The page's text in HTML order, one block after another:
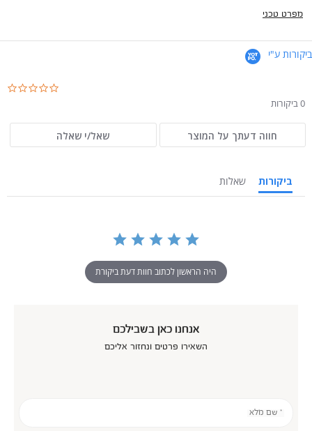
מפרט טכני
ביקורות ע"י
0 ביקורות
חווה דעתך על המוצר שאל/י שאלה
ביקורות שאלות
היה הראשון לכתוב חוות דעת ביקורת
אנחנו כאן בשבילכם
השאירו פרטים ונחזור אליכם
* שם מלא